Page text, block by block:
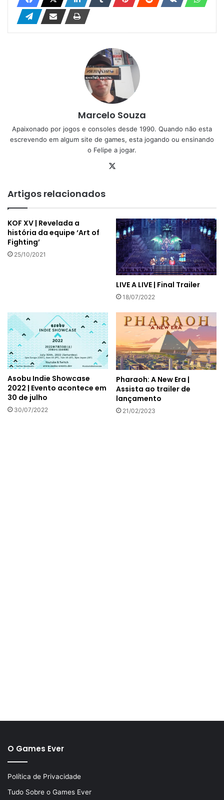
Marcelo Souza
Apaixonado por jogos e consoles desde 1990. Quando não esta
escrevendo em algum site de games, esta jogando ou ensinando
o Felipe a jogar.
Artigos relacionados
KOF XV | Revelada a
história da equipe ‘Art of
Fighting’
25/10/2021
LIVE A LIVE | Final Trailer
18/07/2022
Asobu Indie Showcase
2022 | Evento acontece em
30 de julho
30/07/2022
Pharaoh: A New Era |
Assista ao trailer de
lançamento
21/02/2023
O Games Ever
Política de Privacidade
Tudo Sobre o Games Ever